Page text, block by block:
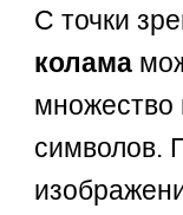
С точки
колама
множество
символов.